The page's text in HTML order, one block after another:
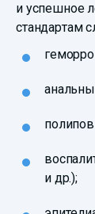
и успешное
стандартам
и др.);